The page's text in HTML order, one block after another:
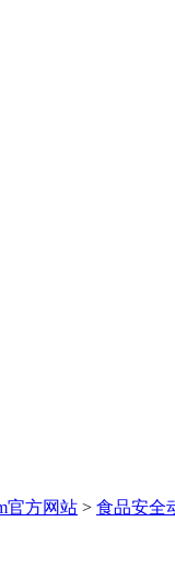
官方网站 > 食品安全